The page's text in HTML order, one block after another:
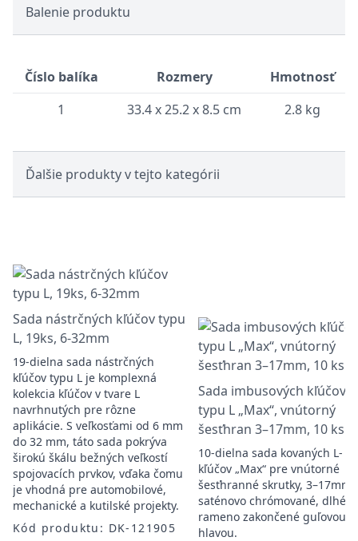
Balenie produktu
Číslo balíka Rozmery
Hmotnosť
1
33.4 x 25.2 x 8.5 cm 2.8 kg
Ďalšie produkty v tejto kategórii
Sada nástrčných kľúčov typu
L, 19ks, 6-32mm
19-dielna sada nástrčných
kľúčov typu L je komplexná
kolekcia kľúčov v tvare L
navrhnutých pre rôzne
aplikácie. S veľkosťami od 6 mm
do 32 mm, táto sada pokrýva
širokú škálu bežných veľkostí
spojovacích prvkov, vďaka čomu
je vhodná pre automobilové,
mechanické a kutilské projekty.
Kód produktu: DK-121905
Sada imbusových kľúčov
typu L „Max“, vnútorný
šesťhran 3–17mm, 10 ks
10-dielna sada kovaných L-
kľúčov „Max“ pre vnútorné
šesťhranné skrutky, 3–17mm,
saténovo chrómované, dlhé
rameno zakončené guľovou
hlavou.